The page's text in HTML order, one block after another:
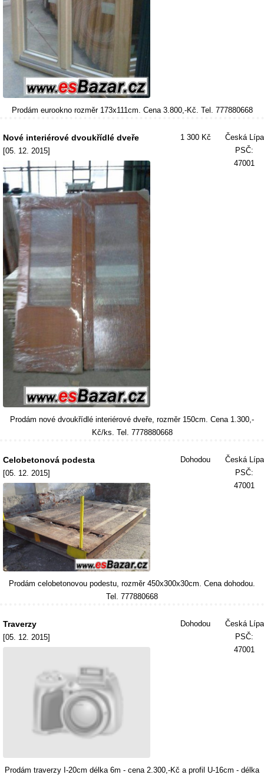
Prodám eurookno rozměr 173x111cm. Cena 3.800,-Kč. Tel. 777880668
Nové interiérové dvoukřídlé dveře
[05. 12. 2015]
1 300 Kč
Česká Lípa
PSČ:
47001
Prodám nové dvoukřídlé interiérové dveře, rozměr 150cm. Cena 1.300,-
Kč/ks. Tel. 7778880668
Celobetonová podesta
[05. 12. 2015]
Dohodou
Česká Lípa
PSČ:
47001
Prodám celobetonovou podestu, rozměr 450x300x30cm. Cena dohodou.
Tel. 777880668
Traverzy
[05. 12. 2015]
Dohodou
Česká Lípa
PSČ:
47001
Prodám traverzy I-20cm délka 6m - cena 2.300,-Kč a profil U-16cm - délka